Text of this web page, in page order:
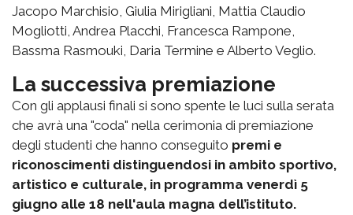
Jacopo Marchisio, Giulia Mirigliani, Mattia Claudio
Mogliotti, Andrea Placchi, Francesca Rampone,
Bassma Rasmouki, Daria Termine e Alberto Veglio.
La successiva premiazione
Con gli applausi finali si sono spente le luci sulla serata
che avrà una "coda" nella cerimonia di premiazione
degli studenti che hanno conseguito premi e
riconoscimenti distinguendosi in ambito sportivo,
artistico e culturale, in programma venerdì 5
giugno alle 18 nell'aula magna dell’istituto.